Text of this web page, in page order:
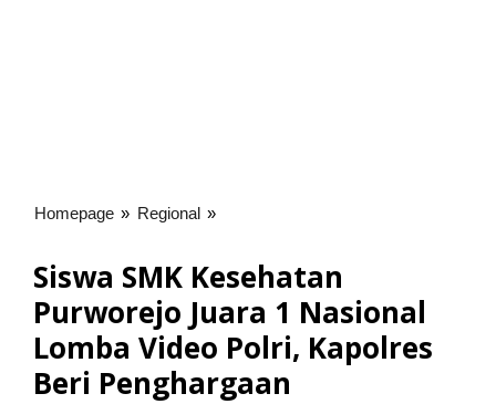
Homepage » Regional »
Kesehatan
Purworejo
Juara
Nasional
Lomba
Siswa SMK Kesehatan
Purworejo Juara 1 Nasional
Lomba Video Polri, Kapolres
Beri Penghargaan